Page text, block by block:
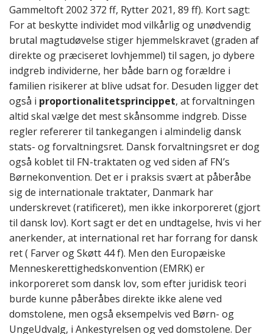
Gammeltoft 2002 372 ff, Rytter 2021, 89 ff). Kort sagt:
For at beskytte individet mod vilkårlig og unødvendig
brutal magtudøvelse stiger hjemmelskravet (graden af
direkte og præciseret lovhjemmel) til sagen, jo dybere
indgreb individerne, her både barn og forældre i
familien risikerer at blive udsat for. Desuden ligger det
også i proportionalitetsprincippet, at forvaltningen
altid skal vælge det mest skånsomme indgreb. Disse
regler refererer til tankegangen i almindelig dansk
stats- og forvaltningsret. Dansk forvaltningsret er dog
også koblet til FN-traktaten og ved siden af FN’s
Børnekonvention. Det er i praksis svært at påberåbe
sig de internationale traktater, Danmark har
underskrevet (ratificeret), men ikke inkorporeret (gjort
til dansk lov). Kort sagt er det en undtagelse, hvis vi her
anerkender, at international ret har forrang for dansk
ret ( Farver og Skøtt 44 f). Men den Europæiske
Menneskerettighedskonvention (EMRK) er
inkorporeret som dansk lov, som efter juridisk teori
burde kunne påberåbes direkte ikke alene ved
domstolene, men også eksempelvis ved Børn- og
UngeUdvalg, i Ankestyrelsen og ved domstolene. Der